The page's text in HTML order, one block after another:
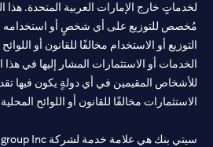
لخدماتٍ خارج الإمارات العربية المتحدة. هذا
مُخصص للتوزيع على أي شخصٍ أو استخدامه
التوزيع أو الاستخدام مخالفًا للقانون أو
الخدمات أو الاستثمارات المشار إليها في هذا
للأشخاص المقيمين في أي دولةٍ يكون فيها
الاستثمارات مخالفًا للقانون أو اللوائح